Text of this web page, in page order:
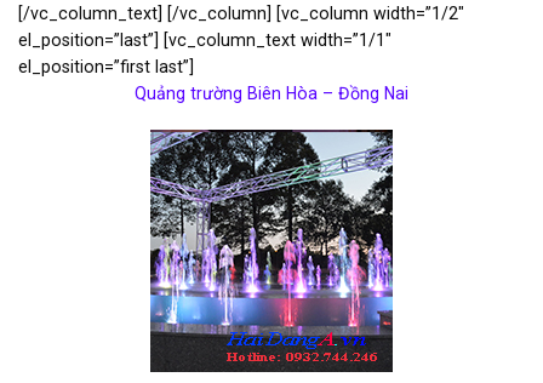
[/vc_column_text] [/vc_column] [vc_column width=”1/2″
el_position=”last”] [vc_column_text width=”1/1″
el_position=”first last”]
Quảng trường Biên Hòa – Đồng Nai